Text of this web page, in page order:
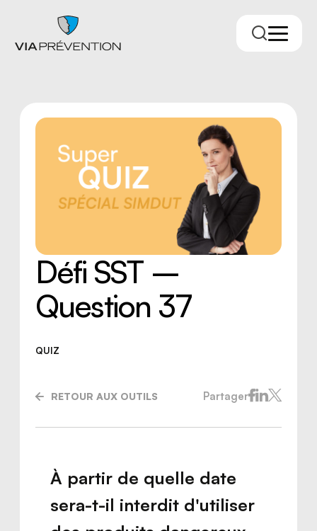
Trouver votre conseiller.ère
RMPPÉ
Défi SST –
Question 37
QUIZ
RETOUR AUX OUTILS Partager
À partir de quelle date
sera-t-il interdit d'utiliser